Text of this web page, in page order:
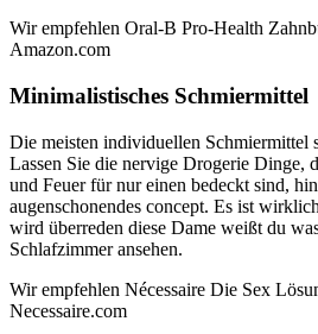
Wir empfehlen Oral-B Pro-Health
Amazon.com
Minimalistisches Schmiermittel
Die meisten individuellen Schmiermittel
Lassen Sie die nervige Drogerie Dinge,
und Feuer für nur einen bedeckt sind,
augenschonendes concept. Es ist
wird überreden diese Dame weißt du
Schlafzimmer ansehen.
Wir empfehlen Nécessaire Die Sex
Necessaire.com